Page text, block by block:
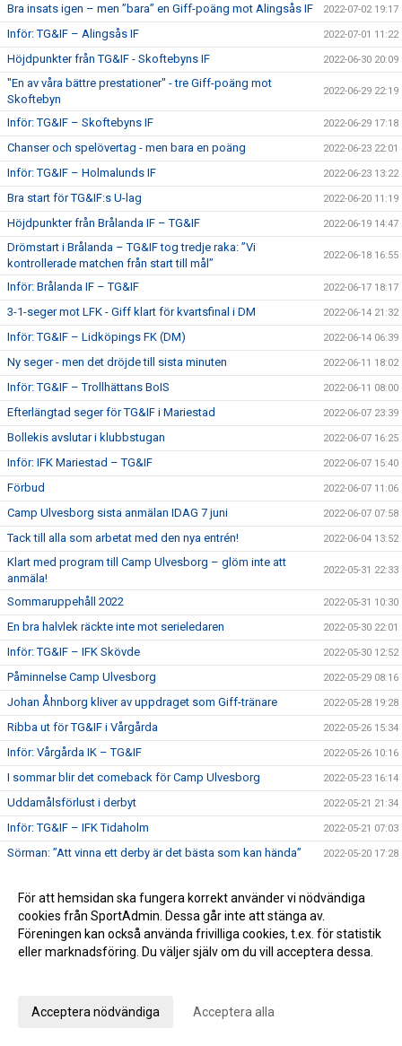
Bra insats igen – men ”bara” en Giff-poäng mot Alingsås IF 2022-07-02 19:17
Inför: TG&IF – Alingsås IF 2022-07-01 11:22
Höjdpunkter från TG&IF - Skoftebyns IF 2022-06-30 20:09
"En av våra bättre prestationer" - tre Giff-poäng mot
Skoftebyn
2022-06-29 22:19
Inför: TG&IF – Skoftebyns IF 2022-06-29 17:18
Chanser och spelövertag - men bara en poäng 2022-06-23 22:01
Inför: TG&IF – Holmalunds IF 2022-06-23 13:22
Bra start för TG&IF:s U-lag 2022-06-20 11:19
Höjdpunkter från Brålanda IF – TG&IF 2022-06-19 14:47
Drömstart i Brålanda – TG&IF tog tredje raka: ”Vi
kontrollerade matchen från start till mål”
2022-06-18 16:55
Inför: Brålanda IF – TG&IF 2022-06-17 18:17
3-1-seger mot LFK - Giff klart för kvartsfinal i DM 2022-06-14 21:32
Inför: TG&IF – Lidköpings FK (DM) 2022-06-14 06:39
Ny seger - men det dröjde till sista minuten 2022-06-11 18:02
Inför: TG&IF – Trollhättans BoIS 2022-06-11 08:00
Efterlängtad seger för TG&IF i Mariestad 2022-06-07 23:39
Bollekis avslutar i klubbstugan 2022-06-07 16:25
Inför: IFK Mariestad – TG&IF 2022-06-07 15:40
Förbud 2022-06-07 11:06
Camp Ulvesborg sista anmälan IDAG 7 juni 2022-06-07 07:58
Tack till alla som arbetat med den nya entrén! 2022-06-04 13:52
Klart med program till Camp Ulvesborg – glöm inte att
anmäla!
2022-05-31 22:33
Sommaruppehåll 2022 2022-05-31 10:30
En bra halvlek räckte inte mot serieledaren 2022-05-30 22:01
Inför: TG&IF – IFK Skövde 2022-05-30 12:52
Påminnelse Camp Ulvesborg 2022-05-29 08:16
Johan Åhnborg kliver av uppdraget som Giff-tränare 2022-05-28 19:28
Ribba ut för TG&IF i Vårgårda 2022-05-26 15:34
Inför: Vårgårda IK – TG&IF 2022-05-26 10:16
I sommar blir det comeback för Camp Ulvesborg 2022-05-23 16:14
Uddamålsförlust i derbyt 2022-05-21 21:34
Inför: TG&IF – IFK Tidaholm 2022-05-21 07:03
Sörman: ”Att vinna ett derby är det bästa som kan hända” 2022-05-20 17:28
TG&IF enkelt vidare i DM 2022-05-17 22:04
Inför: Skultorps IF – TG&IF (DM) 2022-05-17 10:35
Andra raka för TG&IF – bortavann i Allingsås 2022-05-14 17:50
För att hemsidan ska fungera korrekt använder vi nödvändiga
cookies från SportAdmin. Dessa går inte att stänga av.
Föreningen kan också använda frivilliga cookies, t.ex. för statistik
eller marknadsföring. Du väljer själv om du vill acceptera dessa.
Acceptera nödvändiga Acceptera alla